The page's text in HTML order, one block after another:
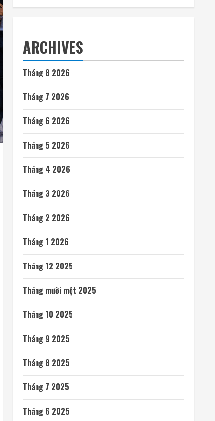
ARCHIVES
Tháng 8 2026
Tháng 7 2026
Tháng 6 2026
Tháng 5 2026
Tháng 4 2026
Tháng 3 2026
Tháng 2 2026
Tháng 1 2026
Tháng 12 2025
Tháng mười một 2025
Tháng 10 2025
Tháng 9 2025
Tháng 8 2025
Tháng 7 2025
Tháng 6 2025